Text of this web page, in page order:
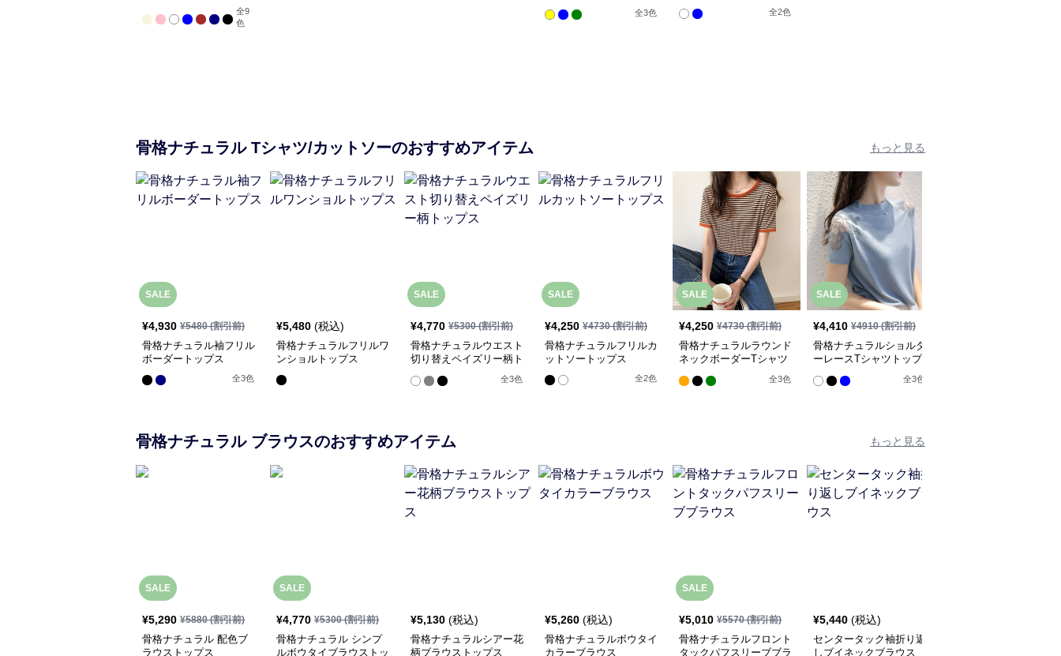
全9
色
全3色 全2色
骨格ナチュラル Tシャツ/カットソーのおすすめアイテム もっと見る
SALE
¥4,930 ¥5480(割引前)
骨格ナチュラル袖フリル
ボーダートップス
全3色
¥5,480 (税込)
骨格ナチュラルフリルワ
ンショルトップス
SALE
¥4,770 ¥5300(割引前)
骨格ナチュラルウエスト
切り替えペイズリー柄ト
全3色
SALE
¥4,250 ¥4730(割引前)
骨格ナチュラルフリルカ
ットソートップス
全2色
SALE
¥4,250 ¥4730(割引前)
骨格ナチュラルラウンド
ネックボーダーTシャツ
全3色
SALE
¥4,410 ¥4910(割引前)
骨格ナチュラルショルダ
ーレースTシャツトップ
全3色
骨格ナチュラル ブラウスのおすすめアイテム もっと見る
SALE
¥5,290 ¥5880(割引前)
骨格ナチュラル 配色ブ
ラウストップス
SALE
¥4,770 ¥5300(割引前)
骨格ナチュラル シンプ
ルボウタイブラウストッ
¥5,130 (税込)
骨格ナチュラルシアー花
柄ブラウストップス
¥5,260 (税込)
骨格ナチュラルボウタイ
カラーブラウス
SALE
¥5,010 ¥5570(割引前)
骨格ナチュラルフロント
タックパフスリーブブラ
¥5,440 (税込)
センタータック袖折り返
しブイネックブラウス